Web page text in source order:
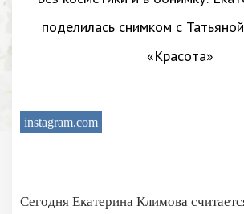
instagram.com
Сегодня Екатерина Климова